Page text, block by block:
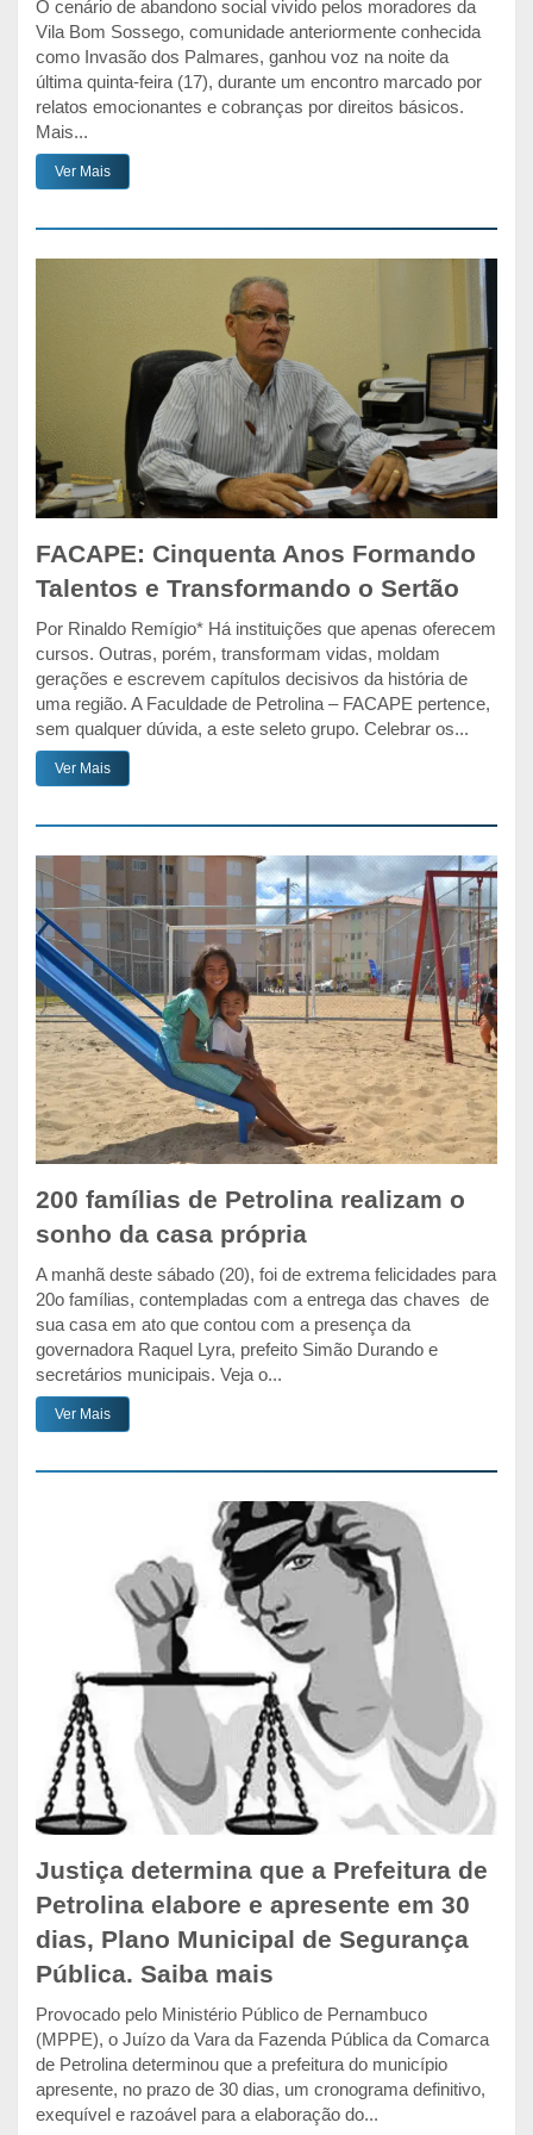
O cenário de abandono social vivido pelos moradores da
Vila Bom Sossego, comunidade anteriormente conhecida
como Invasão dos Palmares, ganhou voz na noite da
última quinta-feira (17), durante um encontro marcado por
relatos emocionantes e cobranças por direitos básicos.
Mais...
Ver Mais
FACAPE: Cinquenta Anos Formando
Talentos e Transformando o Sertão
Por Rinaldo Remígio* Há instituições que apenas oferecem
cursos. Outras, porém, transformam vidas, moldam
gerações e escrevem capítulos decisivos da história de
uma região. A Faculdade de Petrolina – FACAPE pertence,
sem qualquer dúvida, a este seleto grupo. Celebrar os...
Ver Mais
200 famílias de Petrolina realizam o
sonho da casa própria
A manhã deste sábado (20), foi de extrema felicidades para
20o famílias, contempladas com a entrega das chaves de
sua casa em ato que contou com a presença da
governadora Raquel Lyra, prefeito Simão Durando e
secretários municipais. Veja o...
Ver Mais
Justiça determina que a Prefeitura de
Petrolina elabore e apresente em 30
dias, Plano Municipal de Segurança
Pública. Saiba mais
Provocado pelo Ministério Público de Pernambuco
(MPPE), o Juízo da Vara da Fazenda Pública da Comarca
de Petrolina determinou que a prefeitura do município
apresente, no prazo de 30 dias, um cronograma definitivo,
exequível e razoável para a elaboração do...